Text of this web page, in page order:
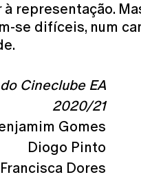
Cineclube EA
2020/21
Gomes
Diogo Pinto
Francisca Dores
representação.
se difíceis, num